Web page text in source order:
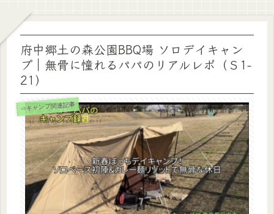
府中郷土の森公園BBQ場 ソロデイキャン
プ｜無骨に憧れるパパのリアルレポ（Ｓ1-
21）
⇒キャンプ関連記事